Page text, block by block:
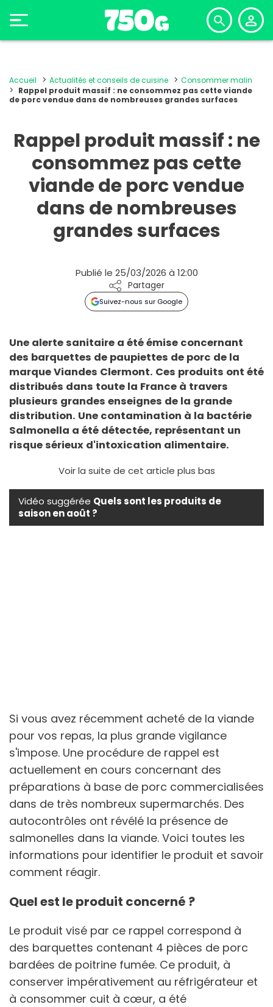
Accueil Actualités et conseils de cuisine
Consommer malin
Rappel produit massif : ne consommez pas cette viande
de porc vendue dans de nombreuses grandes surfaces
Rappel produit massif : ne
consommez pas cette
viande de porc vendue
dans de nombreuses
grandes surfaces
Publié le 25/03/2026 à 12:00
Partager
Suivez-nous sur Google
Une alerte sanitaire a été émise concernant
des barquettes de paupiettes de porc de la
marque Viandes Clermont. Ces produits ont été
distribués dans toute la France à travers
plusieurs grandes enseignes de la grande
distribution. Une contamination à la bactérie
Salmonella a été détectée, représentant un
risque sérieux d'intoxication alimentaire.
Voir la suite de cet article plus bas
Vidéo suggérée Quels sont les produits de
saison en août ?
Si vous avez récemment acheté de la viande
pour vos repas, la plus grande vigilance
s'impose. Une procédure de rappel est
actuellement en cours concernant des
préparations à base de porc commercialisées
dans de très nombreux supermarchés. Des
autocontrôles ont révélé la présence de
salmonelles dans la viande. Voici toutes les
informations pour identifier le produit et savoir
comment réagir.
Quel est le produit concerné ?
Le produit visé par ce rappel correspond à
des barquettes contenant 4 pièces de porc
bardées de poitrine fumée. Ce produit, à
conserver impérativement au réfrigérateur et
à consommer cuit à cœur, a été